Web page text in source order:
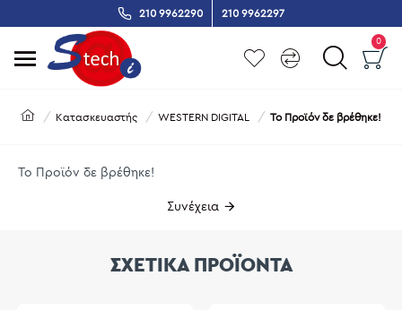
210 9962290 210 9962297
0
Κατασκευαστής WESTERN DIGITAL Το Προϊόν δε βρέθηκε!
Το Προϊόν δε βρέθηκε!
Συνέχεια
ΣΧΕΤΙΚΑ ΠΡΟΪΟΝΤΑ